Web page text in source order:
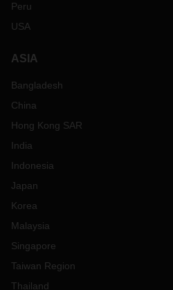
Peru
USA
ASIA
Bangladesh
China
Hong Kong SAR
India
Indonesia
Japan
Korea
Malaysia
Singapore
Taiwan Region
Thailand